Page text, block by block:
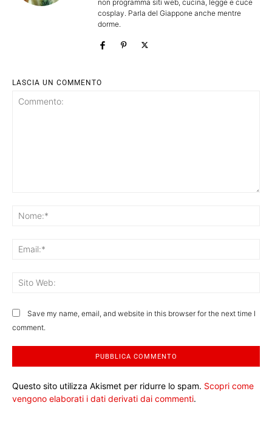
non programma siti web, cucina, legge e cuce
cosplay. Parla del Giappone anche mentre
dorme.
LASCIA UN COMMENTO
Save my name, email, and website in this browser for the next time I
comment.
Questo sito utilizza Akismet per ridurre lo spam. Scopri come
vengono elaborati i dati derivati dai commenti.